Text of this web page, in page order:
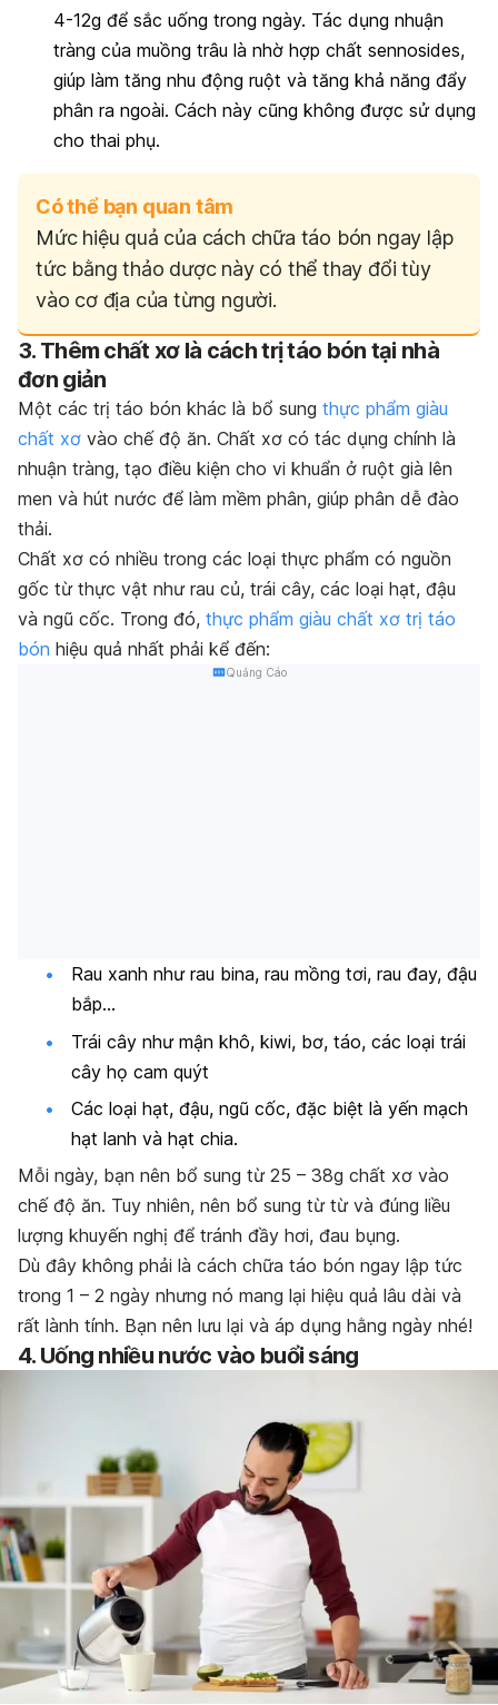
4-12g để sắc uống trong ngày. Tác dụng nhuận
tràng của muồng trâu là nhờ hợp chất sennosides,
giúp làm tăng nhu động ruột và tăng khả năng đẩy
phân ra ngoài. Cách này cũng không được sử dụng
cho thai phụ.
Có thể bạn quan tâm
Mức hiệu quả của cách chữa táo bón ngay lập
tức bằng thảo dược này có thể thay đổi tùy
vào cơ địa của từng người.
3. Thêm chất xơ là cách trị táo bón tại nhà
đơn giản
Một các trị táo bón khác là bổ sung thực phẩm giàu
chất xơ vào chế độ ăn. Chất xơ có tác dụng chính là
nhuận tràng, tạo điều kiện cho vi khuẩn ở ruột già lên
men và hút nước để làm mềm phân, giúp phân dễ đào
thải.
Chất xơ có nhiều trong các loại thực phẩm có nguồn
gốc từ thực vật như rau củ, trái cây, các loại hạt, đậu
và ngũ cốc. Trong đó, thực phẩm giàu chất xơ trị táo
bón hiệu quả nhất phải kể đến:
Quảng Cáo
Rau xanh như rau bina, rau mồng tơi, rau đay, đậu
bắp…
Trái cây như mận khô, kiwi, bơ, táo, các loại trái
cây họ cam quýt
Các loại hạt, đậu, ngũ cốc, đặc biệt là yến mạch
hạt lanh và hạt chia.
Mỗi ngày, bạn nên bổ sung từ 25 – 38g chất xơ vào
chế độ ăn. Tuy nhiên, nên bổ sung từ từ và đúng liều
lượng khuyến nghị để tránh đầy hơi, đau bụng.
Dù đây không phải là cách chữa táo bón ngay lập tức
trong 1 – 2 ngày nhưng nó mang lại hiệu quả lâu dài và
rất lành tính. Bạn nên lưu lại và áp dụng hằng ngày nhé!
4. Uống nhiều nước vào buổi sáng